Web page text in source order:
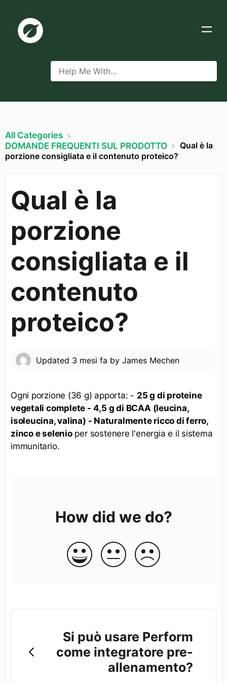
All Categories
​DOMANDE FREQUENTI SUL PRODOTTO
Qual è la
porzione consigliata e il contenuto proteico?
Qual è la
porzione
consigliata e il
contenuto
proteico?
Updated 3 mesi fa by James Mechen
Ogni porzione (36 g) apporta: - 25 g di proteine
vegetali complete - 4,5 g di BCAA (leucina,
isoleucina, valina) - Naturalmente ricco di ferro,
zinco e selenioper sostenere l'energia e il sistema
immunitario.
How did we do?
Si può usare Perform
come integratore pre-
allenamento?